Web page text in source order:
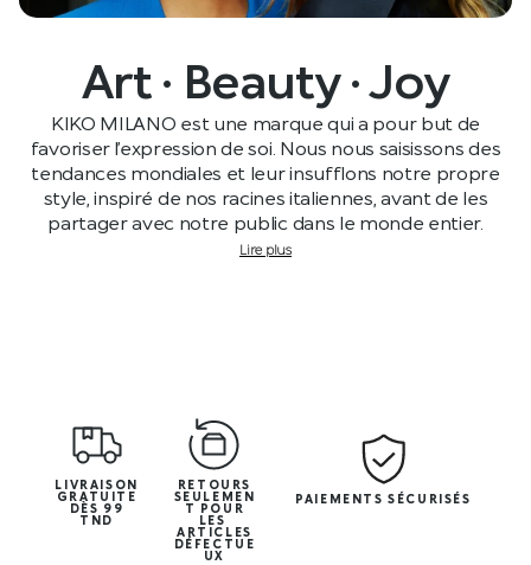
Art · Beauty · Joy
KIKO MILANO est une marque qui a pour but de
favoriser l’expression de soi. Nous nous saisissons des
tendances mondiales et leur insufflons notre propre
style, inspiré de nos racines italiennes, avant de les
partager avec notre public dans le monde entier.
Lire plus
LIVRAISON
GRATUITE
DÈS 99
TND
RETOURS
SEULEMEN
T POUR
LES
ARTICLES
DÉFECTUE
UX
PAIEMENTS SÉCURISÉS